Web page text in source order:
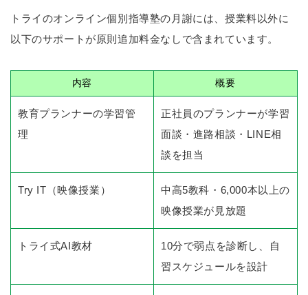
トライのオンライン個別指導塾の月謝には、授業料以外に
以下のサポートが原則追加料金なしで含まれています。
内容 概要
教育プランナーの学習管
理
正社員のプランナーが学習
面談・進路相談・LINE相
談を担当
Try IT（映像授業）
中高5教科・6,000本以上の
映像授業が見放題
トライ式AI教材
10分で弱点を診断し、自
習スケジュールを設計